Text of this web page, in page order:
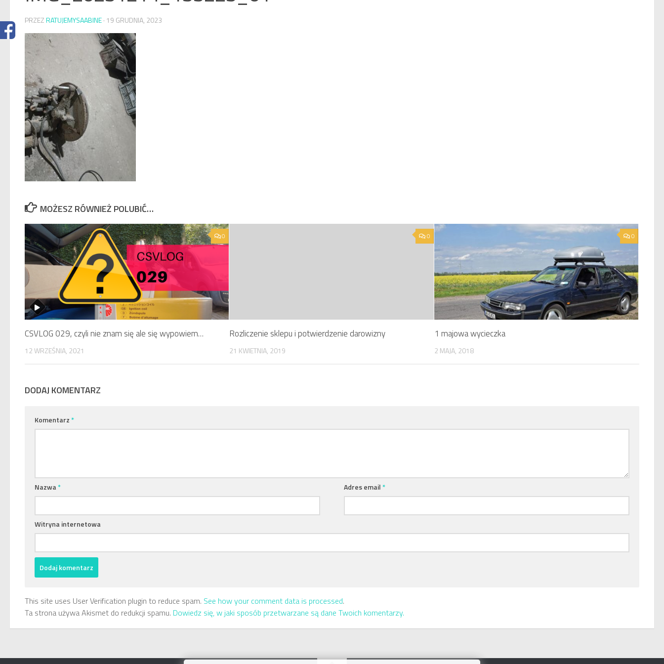
PRZEZRATUJEMYSAABINE· 19 GRUDNIA, 2023
MOŻESZ RÓWNIEŻ POLUBIĆ…
0
CSVLOG 029, czyli nie znam się ale się wypowiem…
12 WRZEŚNIA, 2021
0
Rozliczenie sklepu i potwierdzenie darowizny
21 KWIETNIA, 2019
0
1 majowa wycieczka
2 MAJA, 2018
DODAJ KOMENTARZ
Komentarz*
Nazwa* Adres email*
Witryna internetowa
This site uses User Verification plugin to reduce spam. See how your comment data is processed.
Ta strona używa Akismet do redukcji spamu. Dowiedz się, w jaki sposób przetwarzane są dane Twoich komentarzy.